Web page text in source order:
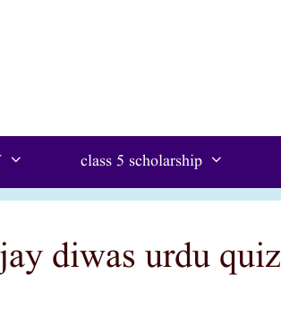
class 5 scholarship
diwas urdu quiz